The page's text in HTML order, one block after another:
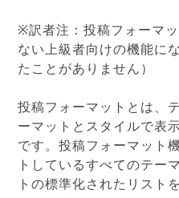
※訳者注：投稿フォーマ
ない上級者向けの機能に
たことがありません）
投稿フォーマットとは、
ーマットとスタイルで表
です。投稿フォーマット
トしているすべてのテー
トの標準化されたリスト